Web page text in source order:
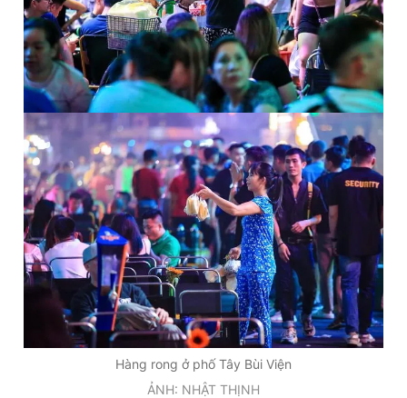
Hàng rong ở phố Tây Bùi Viện
ẢNH: NHẬT THỊNH